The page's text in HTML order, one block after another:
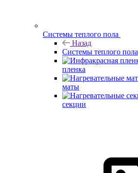
Системы теплого пола
Назад
Системы теплого пола
пленка
маты
секции